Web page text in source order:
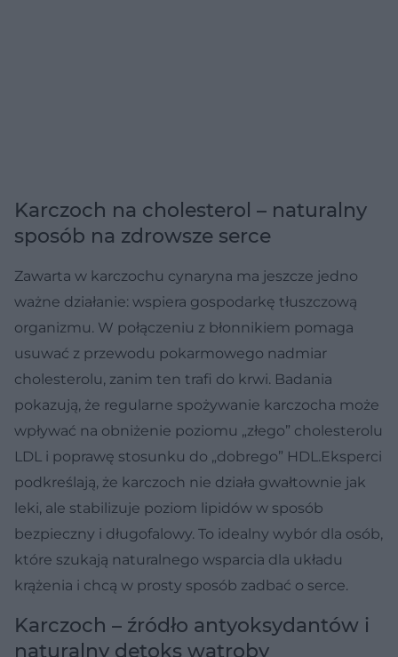
Karczoch na cholesterol – naturalny
sposób na zdrowsze serce
Zawarta w karczochu cynaryna ma jeszcze jedno
ważne działanie: wspiera gospodarkę tłuszczową
organizmu. W połączeniu z błonnikiem pomaga
usuwać z przewodu pokarmowego nadmiar
cholesterolu, zanim ten trafi do krwi. Badania
pokazują, że regularne spożywanie karczocha może
wpływać na obniżenie poziomu „złego” cholesterolu
LDL i poprawę stosunku do „dobrego” HDL.Eksperci
podkreślają, że karczoch nie działa gwałtownie jak
leki, ale stabilizuje poziom lipidów w sposób
bezpieczny i długofalowy. To idealny wybór dla osób,
które szukają naturalnego wsparcia dla układu
krążenia i chcą w prosty sposób zadbać o serce.
Karczoch – źródło antyoksydantów i
naturalny detoks wątroby